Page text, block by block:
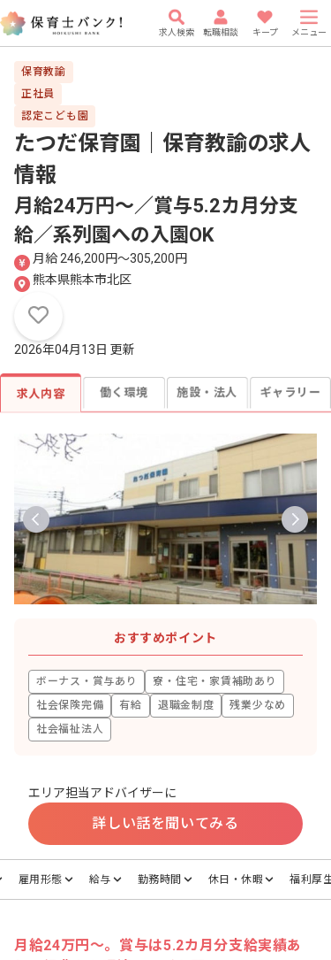
求人検索 転職相談 キープ メニュー
保育教諭
正社員
認定こども園
たつだ保育園｜保育教諭の求人
情報
月給24万円～／賞与5.2カ月分支
給／系列園への入園OK
月給 246,200円〜305,200円
熊本県熊本市北区
2026年04月13日 更新
求人内容 働く環境 施設・法人 ギャラリー
おすすめポイント
ボーナス・賞与あり
寮・住宅・家賃補助あり
社会保険完備
有給 退職金制度
残業少なめ
社会福祉法人
エリア担当アドバイザーに
詳しい話を聞いてみる
雇用形態 給与 勤務時間 休日・休暇 福利厚生
月給24万円～。賞与は5.2カ月分支給実績あ